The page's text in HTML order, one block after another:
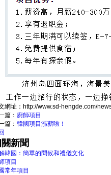
網址： http://www.sd-hengde.com/
篇： 廚師項目
篇： 韓國項目漲薪啦！
新聞
韓國：簡單的問候和禮儀文化
項目
常年項目